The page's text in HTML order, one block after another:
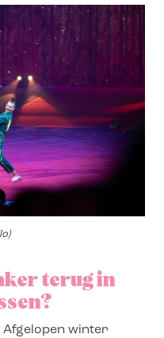
terug in
Afgelopen winter